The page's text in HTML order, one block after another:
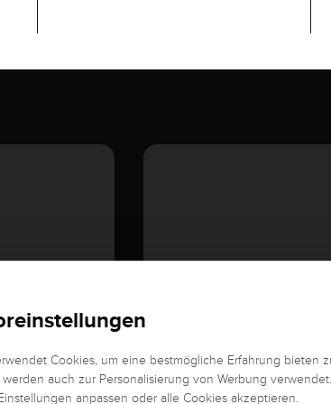
Cookies, um eine bestmögliche Erfahrung bieten
auch zur Personalisierung von Werbung verwendet.
anpassen oder alle Cookies akzeptieren.